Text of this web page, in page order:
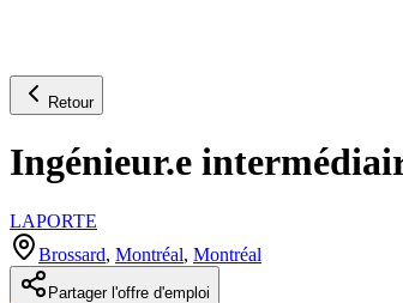
Retour
Ingénieur.e
LAPORTE
Brossard, Montréal, Montréal
Partager l'offre d'emploi